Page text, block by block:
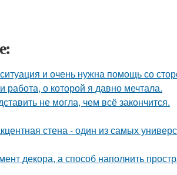
и очень нужна помощь со
о которой я давно мечтала.
не могла, чем всё закончится.
стена - один из самых
декора, а способ наполнить